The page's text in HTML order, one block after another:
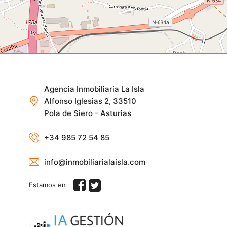
Agencia Inmobiliaria La Isla
Alfonso Iglesias 2, 33510
Pola de Siero - Asturias
+34 985 72 54 85
info@inmobiliarialaisla.com
Estamos en